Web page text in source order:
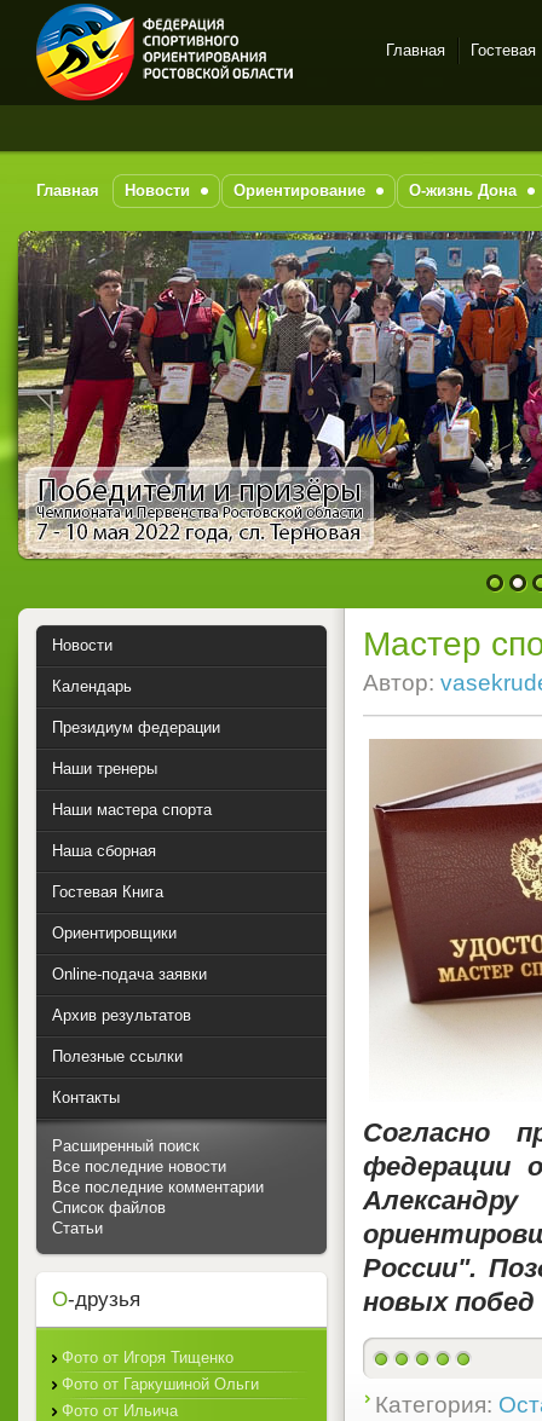
Спортивное
на-Дону
Главная Гостевая
Главная Новости Ориентирование О-жизнь Дона
1 2
Мастер
Автор:
Согласно
федерации
России".
новых
Категория:
Новости
Календарь
Президиум федерации
Наши тренеры
Наши мастера спорта
Наша сборная
Гостевая Книга
Ориентировщики
Online-подача заявки
Архив результатов
Полезные ссылки
Контакты
Расширенный поиск
Все последние новости
Все последние комментарии
Список файлов
Статьи
О-друзья
Фото от Игоря Тищенко
Фото от Гаркушиной Ольги
Фото от Ильича